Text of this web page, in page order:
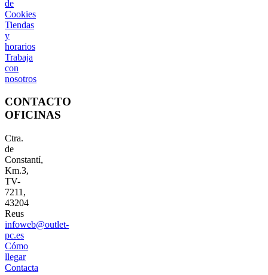
de
Cookies
Tiendas
y
horarios
Trabaja
con
nosotros
CONTACTO
OFICINAS
Ctra.
de
Constantí,
Km.3,
TV-
7211,
43204
Reus
infoweb@outlet-
pc.es
Cómo
llegar
Contacta